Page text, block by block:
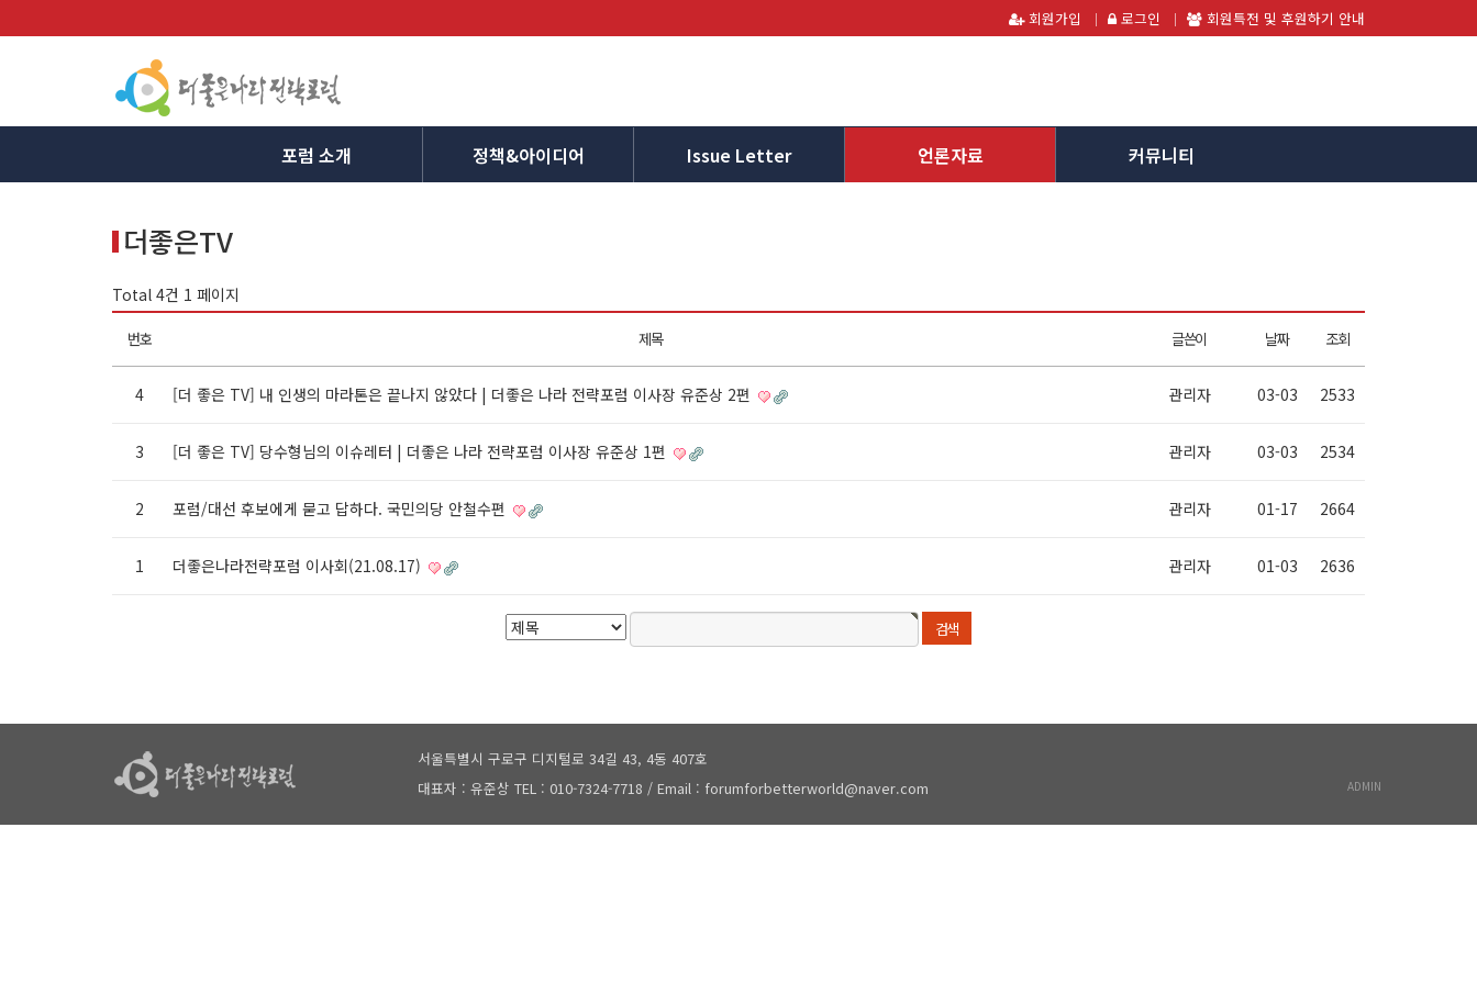
회원가입 로그인 회원특전 및 후원하기 안내
포럼 소개 정책&아이디어 Issue Letter 언론자료 커뮤니티
더좋은TV
Total 4건 1 페이지
번호 제목 글쓴이 날짜 조회
4 [더 좋은 TV] 내 인생의 마라톤은 끝나지 않았다 | 더좋은 나라 전략포럼 이사장 유준상 2편 관리자 03-03 2533
3 [더 좋은 TV] 당수형님의 이슈레터 | 더좋은 나라 전략포럼 이사장 유준상 1편 관리자 03-03 2534
2 포럼/대선 후보에게 묻고 답하다. 국민의당 안철수편 관리자 01-17 2664
1 더좋은나라전략포럼 이사회(21.08.17) 관리자 01-03 2636
서울특별시 구로구 디지털로 34길 43, 4동 407호
대표자 : 유준상 TEL : 010-7324-7718 / Email : forumforbetterworld@naver.com
ADMIN